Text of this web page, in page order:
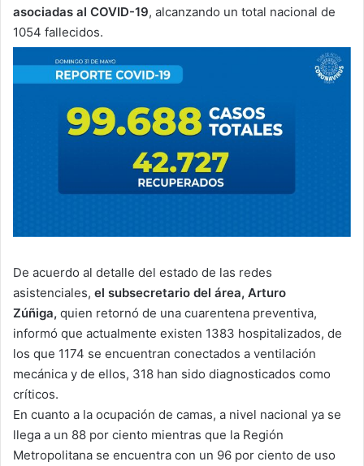
asociadas al COVID-19, alcanzando un total nacional de
1054 fallecidos.
De acuerdo al detalle del estado de las redes
asistenciales, el subsecretario del área, Arturo
Zúñiga, quien retornó de una cuarentena preventiva,
informó que actualmente existen 1383 hospitalizados, de
los que 1174 se encuentran conectados a ventilación
mecánica y de ellos, 318 han sido diagnosticados como
críticos.
En cuanto a la ocupación de camas, a nivel nacional ya se
llega a un 88 por ciento mientras que la Región
Metropolitana se encuentra con un 96 por ciento de uso